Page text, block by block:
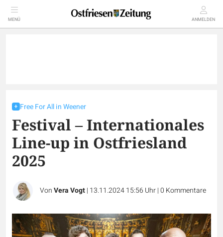
MENÜ ANMELDEN
Free For All in Weener
Festival – Internationales
Line-up in Ostfriesland
2025
VonVera Vogt| 13.11.2024 15:56 Uhr|0 Kommentare